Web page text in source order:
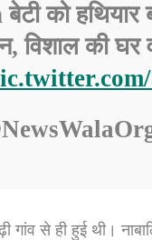
को हथियार
विशाल की
से ही हुई थी।